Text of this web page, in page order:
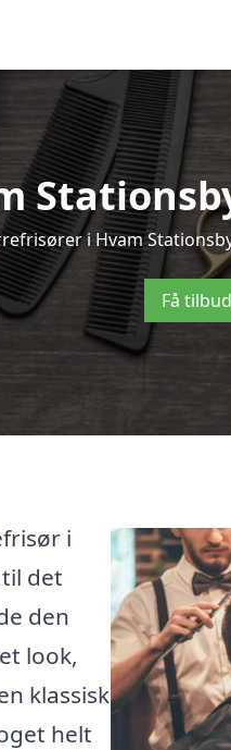
i Hvam
Få
i
det
den
look,
klassisk
helt